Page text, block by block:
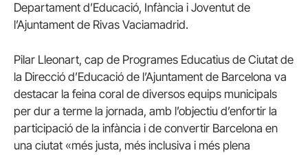
Departament d’Educació, Infància i Joventut de
l’Ajuntament de Rivas Vaciamadrid.
Pilar Lleonart, cap de Programes Educatius de Ciutat de
la Direcció d’Educació de l’Ajuntament de Barcelona va
destacar la feina coral de diversos equips municipals
per dur a terme la jornada, amb l’objectiu d’enfortir la
participació de la infància i de convertir Barcelona en
una ciutat «més justa, més inclusiva i més plena